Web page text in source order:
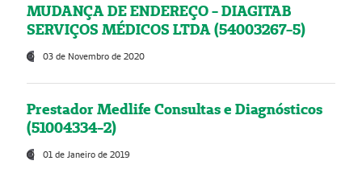
MUDANÇA DE ENDEREÇO - DIAGITAB
SERVIÇOS MÉDICOS LTDA (54003267-5)
03 de Novembro de 2020
Prestador Medlife Consultas e Diagnósticos
(51004334-2)
01 de Janeiro de 2019